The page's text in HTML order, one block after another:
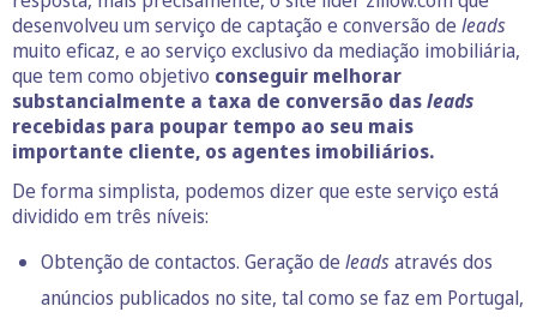
desenvolveu um serviço de captação e conversão de leads
muito eficaz, e ao serviço exclusivo da mediação imobiliária,
que tem como objetivo conseguir melhorar
substancialmente a taxa de conversão dasleads
recebidas para poupar tempo ao seu mais
importante cliente, os agentes imobiliários.
De forma simplista, podemos dizer que este serviço está
dividido em três níveis:
Obtenção de contactos. Geração de leadsatravés dos
anúncios publicados no site, tal como se faz em Portugal,